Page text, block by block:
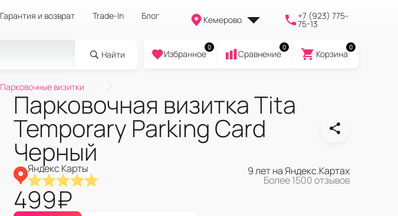
Гарантия и возврат Trade-In Блог Кемерово +7 (923) 775-
75-13
Найти
0
Избранное
0
Cравнение
0
Корзина
Парковочные визитки
Парковочная визитка Tita
Temporary Parking Card
Черный
Яндекс Карты 9 лет на Яндекс.Картах
Более 1500 отзывов
499₽